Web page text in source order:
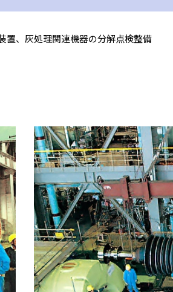
置、灰処理関連機器の分解点検整備